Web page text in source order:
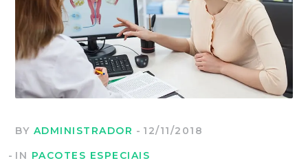
BY ADMINISTRADOR
12/11/2018
IN PACOTES ESPECIAIS